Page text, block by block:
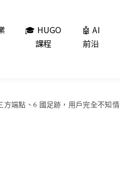
🎓 HUGO
課程
🤖 AI
前沿
方端點、6 國足跡，用戶完全不知情